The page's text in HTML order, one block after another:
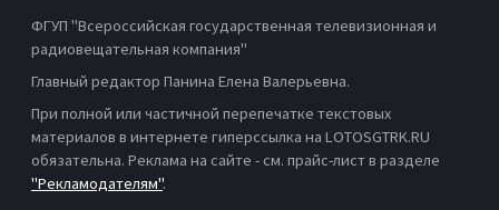
ФГУП "Всероссийская государственная телевизионная и
радиовещательная компания"
Главный редактор Панина Елена Валерьевна.
При полной или частичной перепечатке текстовых
материалов в интернете гиперссылка на LOTOSGTRK.RU
обязательна. Реклама на сайте - см. прайс-лист в разделе
"Рекламодателям".